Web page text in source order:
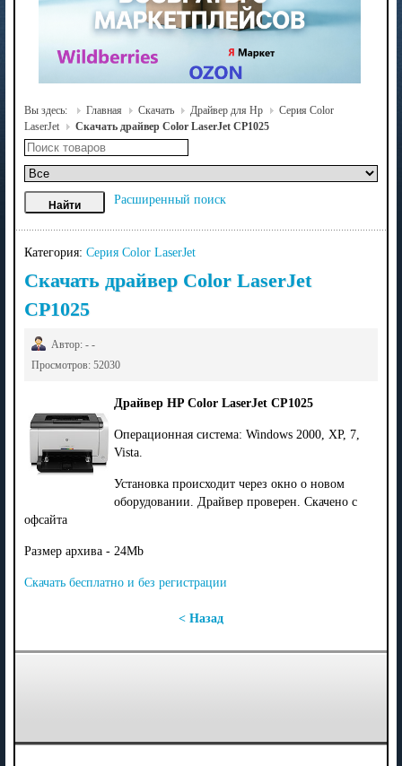
Вы здесь: Главная Скачать Драйвер для Hp
Серия Color
LaserJet
Скачать драйвер Color LaserJet CP1025
Расширенный поиск
Категория: Серия Color LaserJet
Скачать драйвер Color LaserJet
CP1025
Автор: - -
Просмотров: 52030
Драйвер HP Color LaserJet CP1025
Операционная система: Windows 2000, XP, 7,
Vista.
Установка происходит через окно о новом
оборудовании. Драйвер проверен. Скачено с
офсайта
Размер архива - 24Mb
Скачать бесплатно и без регистрации
< Назад